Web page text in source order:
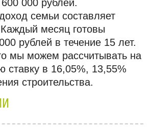
000 рублей.
семьи составляет
месяц готовы
рублей в течение 15 лет.
мы можем рассчитывать на
ставку в 16,05%, 13,55%
строительства.